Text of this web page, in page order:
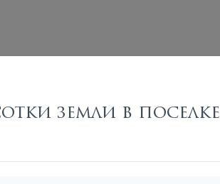
земли в поселке